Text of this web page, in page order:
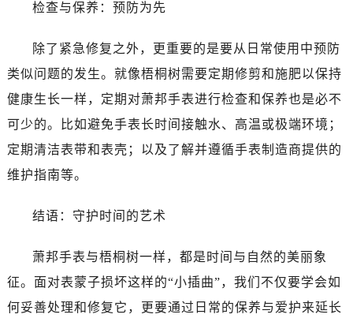
检查与保养：预防为先
除了紧急修复之外，更重要的是要从日常使用中预防
类似问题的发生。就像梧桐树需要定期修剪和施肥以保持
健康生长一样，定期对萧邦手表进行检查和保养也是必不
可少的。比如避免手表长时间接触水、高温或极端环境；
定期清洁表带和表壳；以及了解并遵循手表制造商提供的
维护指南等。
结语：守护时间的艺术
萧邦手表与梧桐树一样，都是时间与自然的美丽象
征。面对表蒙子损坏这样的“小插曲”，我们不仅要学会如
何妥善处理和修复它，更要通过日常的保养与爱护来延长